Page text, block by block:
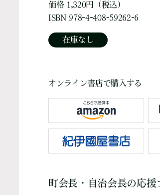
価格 1,320円（税込）
ISBN 978-4-408-59262-6
在庫なし
オンライン書店で購入する
町会長・自治会長の応援